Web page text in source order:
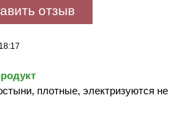
отзыв
плотные, электризуются не